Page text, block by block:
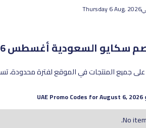
Thursday 6 Aug, 2026
سكايو السعوديةأغسطس 2026 - أحدث العروض والخصومات الفعّالة
August 6, 2026
No